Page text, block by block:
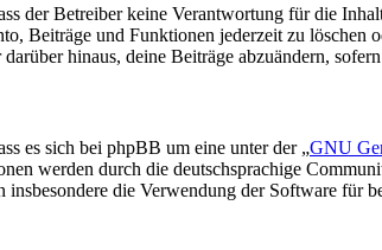
der Betreiber keine Verantwortung für die
Beiträge und Funktionen jederzeit zu löschen
hinaus, deine Beiträge abzuändern,
es sich bei phpBB um eine unter der „GNU
werden durch die deutschsprachige
die Verwendung der Software für